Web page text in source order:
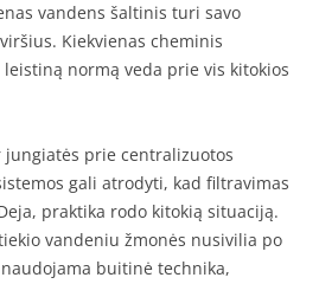
vandens šaltinis turi savo
Kiekvienas cheminis
normą veda prie vis kitokios
jungiatės prie centralizuotos
gali atrodyti, kad filtravimas
praktika rodo kitokią situaciją.
vandeniu žmonės nusivilia po
buitinė technika,